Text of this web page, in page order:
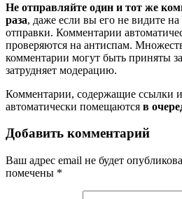
Не отправляйте один и тот же
раза, даже если вы его не видите на
отправки. Комментарии
проверяются на антиспам.
комментарии могут быть приняты
затрудняет модерацию.
Комментарии, содержащие ссылки
автоматически помещаются в
Добавить комментарий
Ваш адрес email не будет
помечены *